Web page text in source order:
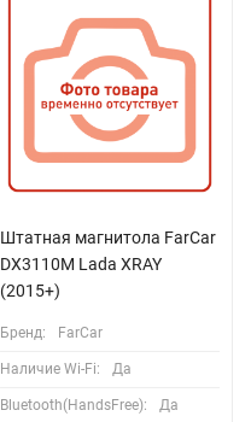
Штатная магнитола FarCar
DX3110M Lada XRAY
(2015+)
Бренд: FarCar
Наличие Wi-Fi: Да
Bluetooth(HandsFree): Да